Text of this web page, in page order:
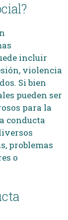
incluir
violencia
Si bien
pueden ser
para la
conducta
problemas
o